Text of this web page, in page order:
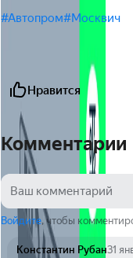
#Автопром#Москвич
Нравится
Комментарии
Войдите, чтобы
Константин Рубан31